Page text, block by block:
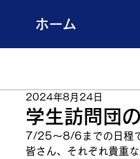
ホーム
学生訪問団
2024年8月24日
7/25～8/6までの日程で
皆さん、それぞれ貴重